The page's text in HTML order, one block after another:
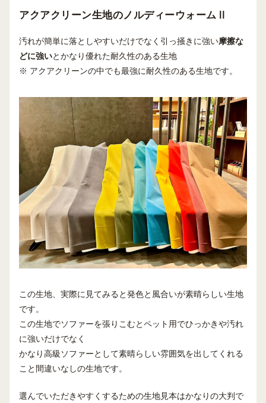
アクアクリーン生地のノルディーウォームⅡ
汚れが簡単に落としやすいだけでなく引っ掻きに強い摩擦な
どに強いとかなり優れた耐久性のある生地
※ アクアクリーンの中でも最強に耐久性のある生地です。
この生地、実際に見てみると発色と風合いが素晴らしい生地
です。
この生地でソファーを張りこむとペット用でひっかきや汚れ
に強いだけでなく
かなり高級ソファーとして素晴らしい雰囲気を出してくれる
こと間違いなしの生地です。
選んでいただきやすくするための生地見本はかなりの大判で